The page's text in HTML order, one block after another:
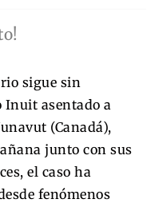
sigue sin
Inuit asentado a
(Canadá),
junto con sus
el caso ha
fenómenos